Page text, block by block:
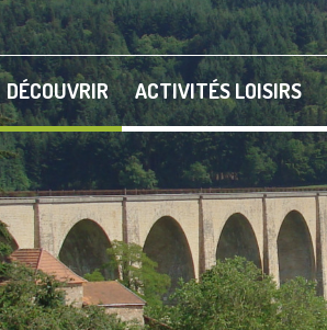
DÉCOUVRIR ACTIVITÉS LOISIRS